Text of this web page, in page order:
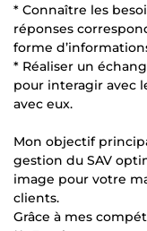
* Connaître les
réponses
forme
* Réaliser un
pour interagir avec
avec eux.
Mon objectif
gestion du SAV
image pour votre
clients.
Grâce à mes